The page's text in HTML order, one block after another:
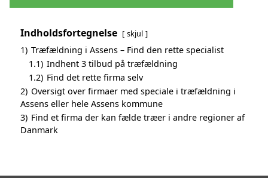
Indholdsfortegnelse skjul
1) Træfældning i Assens – Find den rette specialist
1.1) Indhent 3 tilbud på træfældning
1.2) Find det rette firma selv
2) Oversigt over firmaer med speciale i træfældning i
Assens eller hele Assens kommune
3) Find et firma der kan fælde træer i andre regioner af
Danmark